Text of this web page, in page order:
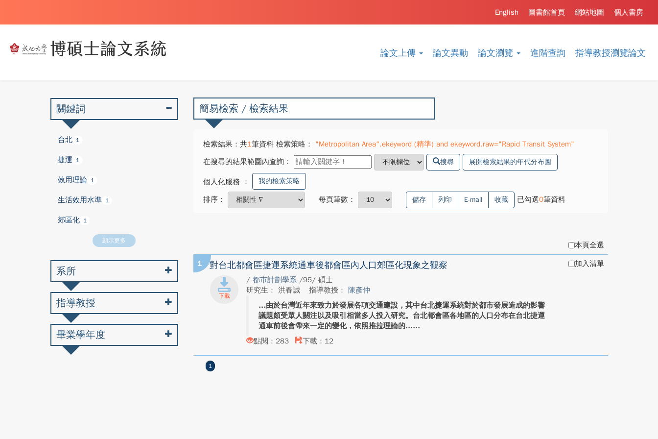
論文上傳 論文異動 論文瀏覽 進階查詢 指導教授瀏覽論文
個人書房
網站地圖
圖書館首頁
English
簡易檢索 / 檢索結果
檢索結果：共1筆資料 檢索策略：
"Metropolitan Area".ekeyword (精準) and ekeyword.raw="Rapid Transit System"
在搜尋的結果範圍內查詢：
搜尋 展開檢索結果的年代分布圖
個人化服務 ： 我的檢索策略
排序： 每頁筆數： 儲存 列印 E-mail 收藏 已勾選0筆資料
本頁全選
1 對台北都會區捷運系統通車後都會區內人口郊區化現象之觀察
/ 都市計劃學系 /95/ 碩士
研究生： 洪春誠
指導教授： 陳彥仲
由於台灣近年來致力於發展各項交通建設，其中台北捷運系統對於都市發展造成的影響
議題頗受眾人關注以及吸引相當多人投入研究。台北都會區各地區的人口分布在台北捷運
通車前後會帶來一定的變化，依照推拉理論的...
點閱：283
下載：12
加入清單
1
關鍵詞
台北 1
捷運 1
效用理論 1
生活效用水準 1
郊區化 1
顯示更多
系所
指導教授
畢業學年度